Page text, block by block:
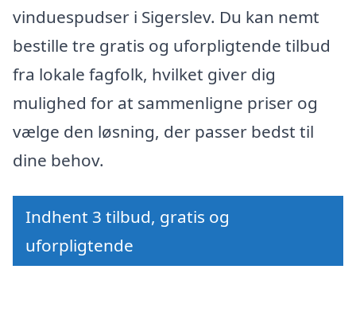
vinduespudser i Sigerslev. Du kan nemt
bestille tre gratis og uforpligtende tilbud
fra lokale fagfolk, hvilket giver dig
mulighed for at sammenligne priser og
vælge den løsning, der passer bedst til
dine behov.
Indhent 3 tilbud, gratis og
uforpligtende